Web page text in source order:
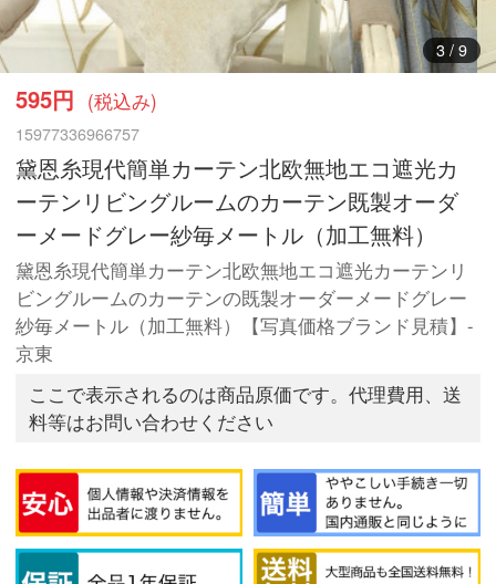
4/ 9
595円 (税込み)
15977336966757
黛恩糸現代簡単カーテン北欧無地エコ遮光カ
ーテンリビングルームのカーテン既製オーダ
ーメードグレー紗毎メートル（加工無料）
黛恩糸現代簡単カーテン北欧無地エコ遮光カーテンリ
ビングルームのカーテンの既製オーダーメードグレー
紗毎メートル（加工無料）【写真価格ブランド見積】-
京東
ここで表示されるのは商品原価です。代理費用、送
料等はお問い合わせください